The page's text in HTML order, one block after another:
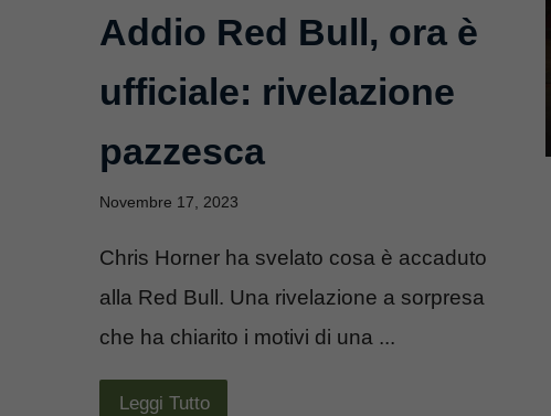
Addio Red Bull, ora è
ufficiale: rivelazione
pazzesca
Novembre 17, 2023
Chris Horner ha svelato cosa è accaduto
alla Red Bull. Una rivelazione a sorpresa
che ha chiarito i motivi di una ...
Leggi Tutto